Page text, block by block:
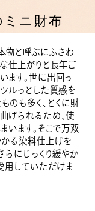
ニ財布
物と呼ぶにふさわ
仕上がりと長年ご
ます。世に出回っ
ルっとした質感を
のも多く、とくに財
げられるため、使
います。そこで万双
かる染料仕上げを
らにじっくり緩やか
用していただけま